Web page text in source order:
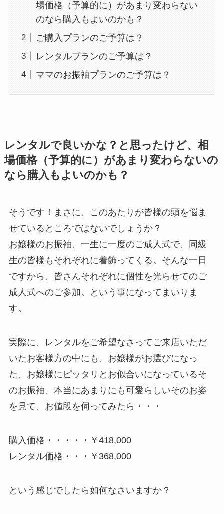
場価格（予算的に）があまり変わらない
のなら購入もよいのかも？
ご購入プランのご予算は？
レンタルプランのご予算は？
ママのお振袖プランのご予算は？
レンタルで良いかな？と思ったけど、相
場価格（予算的に）があまり変わらないの
なら購入もよいのかも？
そうです！まさに、このあたりが皆様の頭を悩ま
せているところではないでしょうか？
お嬢様のお振袖、一生に一度のご成人式で、同級
生の皆様もそれぞれに着飾ってくる。そんな一日
ですから、皆さんそれぞれに個性を光らせてのご
成人式へのご参加。という事になってまいりま
す。
実際に、レンタルをご希望なさってご来店いただ
いたお客様方の中にも、お嬢様がお選びになっ
た、お嬢様にピッタリとお似合いになっているそ
のお振袖、本当にあまりにも可愛らしいそのお姿
を見て、お値段を伺ってみたら・・・
購入価格・・・・・￥418,000
レンタル価格・・・￥368,000
という感じでしたら如何なさいますか？